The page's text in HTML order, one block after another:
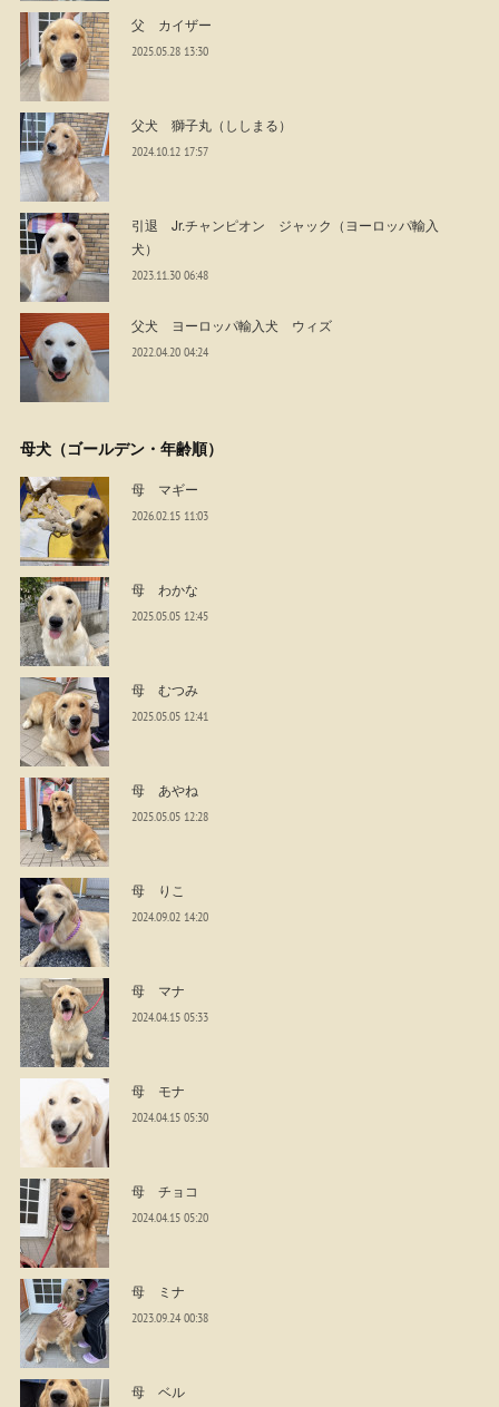
父 カイザー
2025.05.28 13:30
父犬 獅子丸（ししまる）
2024.10.12 17:57
引退 Jr.チャンピオン ジャック（ヨーロッパ輸入
犬）
2023.11.30 06:48
父犬 ヨーロッパ輸入犬 ウィズ
2022.04.20 04:24
母犬（ゴールデン・年齢順）
母 マギー
2026.02.15 11:03
母 わかな
2025.05.05 12:45
母 むつみ
2025.05.05 12:41
母 あやね
2025.05.05 12:28
母 りこ
2024.09.02 14:20
母 マナ
2024.04.15 05:33
母 モナ
2024.04.15 05:30
母 チョコ
2024.04.15 05:20
母 ミナ
2023.09.24 00:38
母 ベル